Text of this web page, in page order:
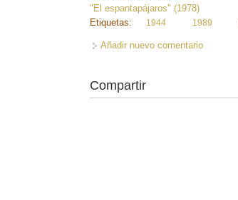
"El espantapájaros" (1978)
Etiquetas:
1944 1989
Añadir nuevo comentario
Compartir